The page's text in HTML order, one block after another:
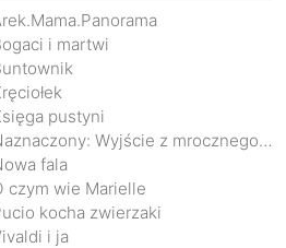
i martwi
pustyni
Naznaczony: Wyjście z mrocznego wymiaru
fala
czym wie Marielle
kocha zwierzaki
i ja